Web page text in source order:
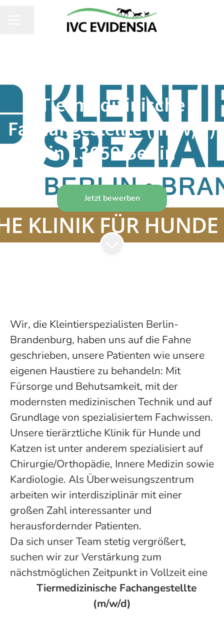
Tiermedizinische
Fachangestellte (m/w/d)
in 13059 Berlin
Jetzt bewerben
Wir, die Kleintierspezialisten Berlin-
Brandenburg, haben uns auf die Fahne
geschrieben, unsere Patienten wie unsere
eigenen Haustiere zu behandeln: Mit
Fürsorge und Behutsamkeit, mit der
modernsten medizinischen Technik und auf
Grundlage von spezialisiertem Fachwissen.
Unsere tierärztliche Klinik für Hunde und
Katzen ist unter anderem spezialisiert auf
Chirurgie/Orthopädie, Innere Medizin sowie
Kardiologie. Als Überweisungszentrum
arbeiten wir interdisziplinär mit einer
großen Zahl interessanter und
herausfordernder Patienten.
Da sich unser Team stetig vergrößert,
suchen wir zur Verstärkung zum
nächstmöglichen Zeitpunkt in Vollzeit eine
Tiermedizinische Fachangestellte
(m/w/d)